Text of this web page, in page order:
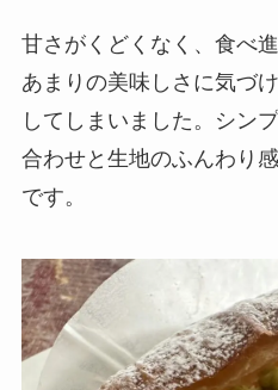
甘さがくどくなく、食べ
あまりの美味しさに気づ
してしまいました。シン
合わせと生地のふんわり
です。